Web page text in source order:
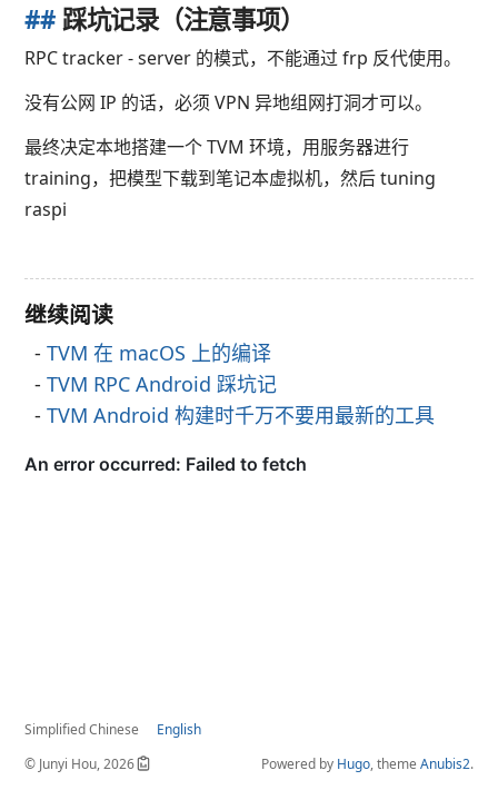
##踩坑记录（注意事项）
RPC tracker - server 的模式，不能通过 frp 反代使用。
没有公网 IP 的话，必须 VPN 异地组网打洞才可以。
最终决定本地搭建一个 TVM 环境，用服务器进行
training，把模型下载到笔记本虚拟机，然后 tuning
raspi
继续阅读
TVM 在 macOS 上的编译
TVM RPC Android 踩坑记
TVM Android 构建时千万不要用最新的工具
Simplified Chinese
English
© Junyi Hou, 2026
Powered by Hugo, theme Anubis2.